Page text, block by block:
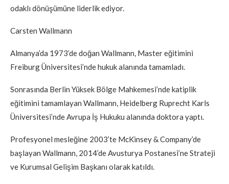
odaklı dönüşümüne liderlik ediyor.
Carsten Wallmann
Almanya’da 1973’de doğan Wallmann, Master eğitimini
Freiburg Üniversitesi’nde hukuk alanında tamamladı.
Sonrasında Berlin Yüksek Bölge Mahkemesi’nde katiplik
eğitimini tamamlayan Wallmann, Heidelberg Ruprecht Karls
Üniversitesi’nde Avrupa İş Hukuku alanında doktora yaptı.
Profesyonel mesleğine 2003’te McKinsey & Company’de
başlayan Wallmann, 2014’de Avusturya Postanesi’ne Strateji
ve Kurumsal Gelişim Başkanı olarak katıldı.